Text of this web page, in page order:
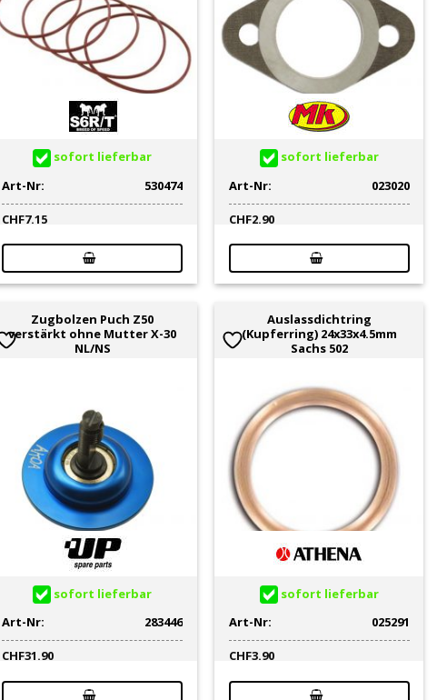
sofort lieferbar
Art-Nr:
530474
CHF7.15
sofort lieferbar
Art-Nr:
023020
CHF2.90
Zugbolzen Puch Z50
verstärkt ohne Mutter X-30
NL/NS
sofort lieferbar
Art-Nr:
283446
CHF31.90
Auslassdichtring
(Kupferring) 24x33x4.5mm
Sachs 502
sofort lieferbar
Art-Nr:
025291
CHF3.90